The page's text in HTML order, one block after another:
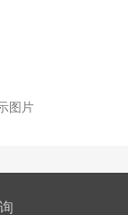
图片